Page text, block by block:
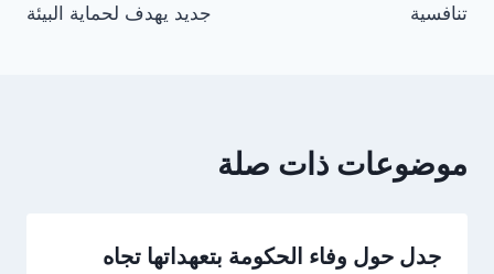
تنافسية
جديد يهدف لحماية البيئة
موضوعات ذات صلة
جدل حول وفاء الحكومة بتعهداتها تجاه